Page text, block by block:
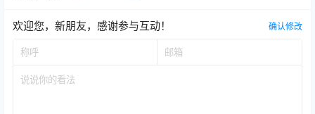
欢迎您，新朋友，感谢参与互动！ 确认修改